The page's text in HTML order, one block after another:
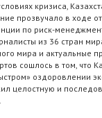
кризиса,
прозвучало в ходе
по риск-
из 36 стран
мира и актуальные
сошлось в том, что
оздоровлении
целостную и